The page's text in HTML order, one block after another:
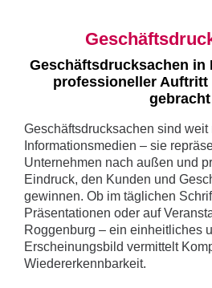
Geschäftsdrucksachen in
professioneller Auftritt
gebracht
Geschäftsdrucksachen sind weit
Informationsmedien – sie
Unternehmen nach außen und
Eindruck, den Kunden und
gewinnen. Ob im täglichen
Präsentationen oder auf
Roggenburg – ein einheitliches
Erscheinungsbild vermittelt
Wiedererkennbarkeit.